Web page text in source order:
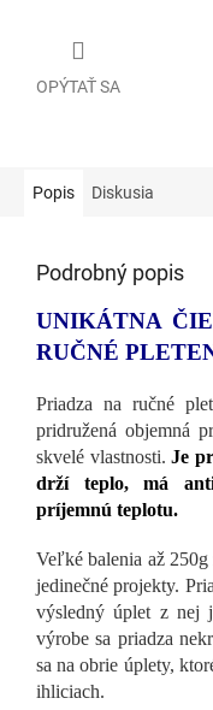
OPÝTAŤ SA
Popis Diskusia
Podrobný popis
UNIKÁTNA
RUČNÉ
Priadza na ručné
pridružená objemná
skvelé vlastnosti. Je
drží teplo, má
príjemnú teplotu.
Veľké balenia až
jedinečné projekty.
výsledný úplet z nej
výrobe sa priadza
sa na obrie úplety,
ihliciach.